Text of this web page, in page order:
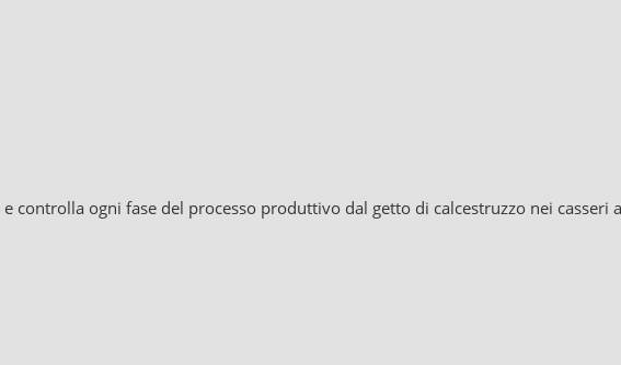
controlla ogni fase del processo produttivo dal getto di calcestruzzo nei